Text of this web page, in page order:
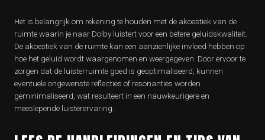
Het is belangrijk om rekening te houden met de akoestiek van de
ruimte waarin je naar Dolby luistert voor een betere geluidskwaliteit.
De akoestiek van de ruimte kan een aanzienlijke invloed hebben op
hoe het geluid wordt waargenomen en weergegeven. Door ervoor te
zorgen dat de luisterruimte goed is geoptimaliseerd, kunnen
eventuele ongewenste reflecties of resonanties worden
geminimaliseerd, wat resulteert in een nauwkeurigere en
meeslepende luisterervaring.